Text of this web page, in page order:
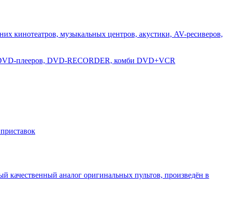
кинотеатров, музыкальных центров, акустики, AV-ресиверов,
плееров, DVD-RECORDER, комби DVD+VCR
качественный аналог оригинальных пультов, произведён в